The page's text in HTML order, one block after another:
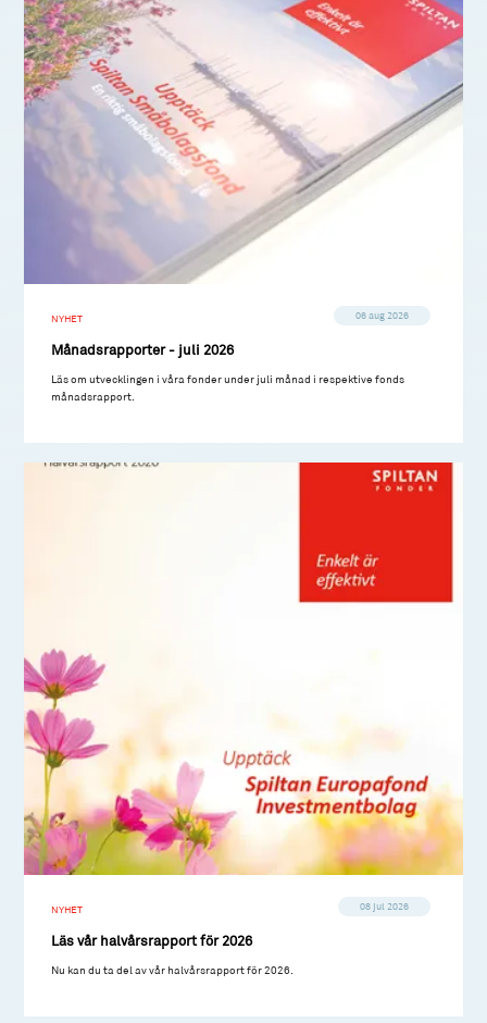
NYHET 06 aug 2026
Månadsrapporter - juli 2026
Läs om utvecklingen i våra fonder under juli månad i respektive fonds
månadsrapport.
NYHET 08 jul 2026
Läs vår halvårsrapport för 2026
Nu kan du ta del av vår halvårsrapport för 2026.